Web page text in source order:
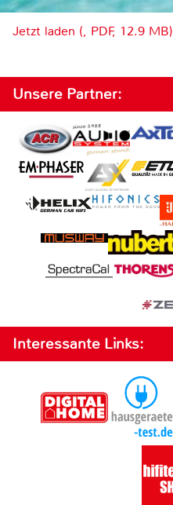
Jetzt laden (, PDF, 12.9 MB)
Unsere Partner:
Interessante Links: